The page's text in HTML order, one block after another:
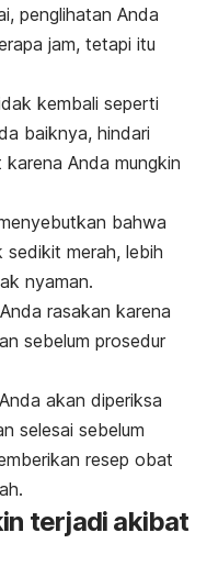
penglihatan Anda
jam, tetapi itu
kembali seperti
baiknya, hindari
Anda mungkin
bahwa
merah, lebih
nyaman.
rasakan karena
sebelum prosedur
akan diperiksa
selesai sebelum
resep obat
terjadi akibat